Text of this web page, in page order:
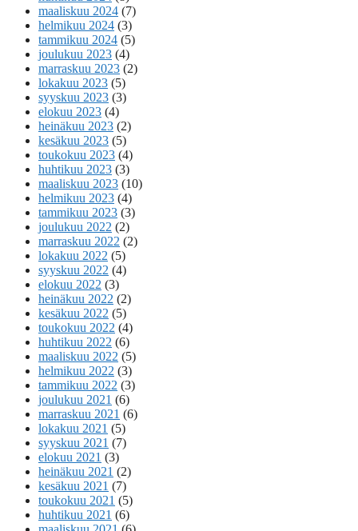
maaliskuu 2024 (7)
helmikuu 2024 (3)
tammikuu 2024 (5)
joulukuu 2023 (4)
marraskuu 2023 (2)
lokakuu 2023 (5)
syyskuu 2023 (3)
elokuu 2023 (4)
heinäkuu 2023 (2)
kesäkuu 2023 (5)
toukokuu 2023 (4)
huhtikuu 2023 (3)
maaliskuu 2023 (10)
helmikuu 2023 (4)
tammikuu 2023 (3)
joulukuu 2022 (2)
marraskuu 2022 (2)
lokakuu 2022 (5)
syyskuu 2022 (4)
elokuu 2022 (3)
heinäkuu 2022 (2)
kesäkuu 2022 (5)
toukokuu 2022 (4)
huhtikuu 2022 (6)
maaliskuu 2022 (5)
helmikuu 2022 (3)
tammikuu 2022 (3)
joulukuu 2021 (6)
marraskuu 2021 (6)
lokakuu 2021 (5)
syyskuu 2021 (7)
elokuu 2021 (3)
heinäkuu 2021 (2)
kesäkuu 2021 (7)
toukokuu 2021 (5)
huhtikuu 2021 (6)